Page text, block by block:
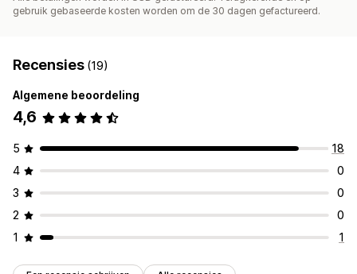
gebruik gebaseerde kosten worden om de 30 dagen gefactureerd.
Recensies (19)
Algemene beoordeling
4,6
5
18
4
0
3
0
2
0
1
1